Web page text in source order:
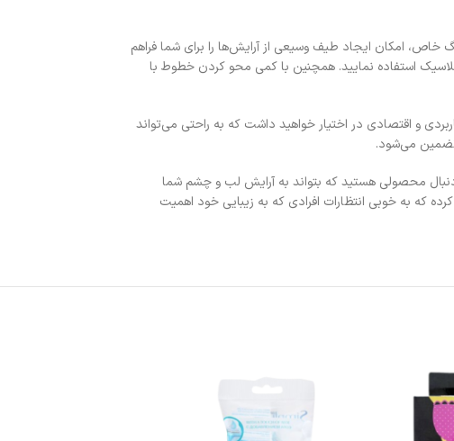
داشتن رنگ خاص، امکان ایجاد طیف وسیعی از آرایش‌ها را برای شما فراهم
استفاده نمایید. همچنین با کمی محو کردن خطوط با
31 است. با خرید این محصول، یک ابزار آرایشی کاربردی و اقتصادی در اختیار خواهید داشت که به راحتی می‌تواند
تضمین می‌شود.
قیمت مناسب است. اگر به دنبال محصولی هستید که بتواند به آرایش لب و چشم شما
که به خوبی انتظارات افرادی که به زیبایی خود اهمیت